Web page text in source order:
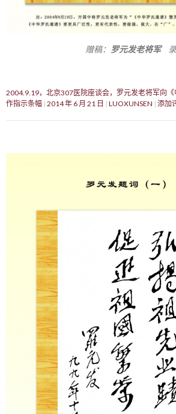
赠稿： 罗元发老将军录
2004.9.19，北京307医院座谈会，罗元发老将军向
作指示条幅 2014 年 6 月 21 日 LUOXUNSEN 添加